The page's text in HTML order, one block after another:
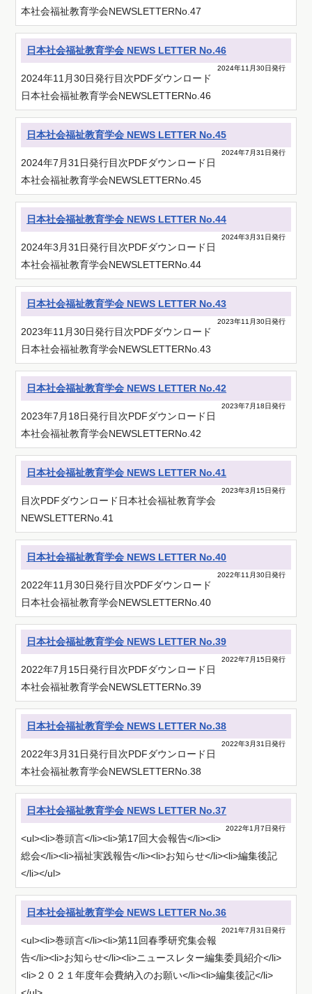
本社会福祉教育学会NEWSLETTERNo.47
日本社会福祉教育学会 NEWS LETTER No.46
2024年11月30日発行
2024年11月30日発行目次PDFダウンロード
日本社会福祉教育学会NEWSLETTERNo.46
日本社会福祉教育学会 NEWS LETTER No.45
2024年7月31日発行
2024年7月31日発行目次PDFダウンロード日
本社会福祉教育学会NEWSLETTERNo.45
日本社会福祉教育学会 NEWS LETTER No.44
2024年3月31日発行
2024年3月31日発行目次PDFダウンロード日
本社会福祉教育学会NEWSLETTERNo.44
日本社会福祉教育学会 NEWS LETTER No.43
2023年11月30日発行
2023年11月30日発行目次PDFダウンロード
日本社会福祉教育学会NEWSLETTERNo.43
日本社会福祉教育学会 NEWS LETTER No.42
2023年7月18日発行
2023年7月18日発行目次PDFダウンロード日
本社会福祉教育学会NEWSLETTERNo.42
日本社会福祉教育学会 NEWS LETTER No.41
2023年3月15日発行
目次PDFダウンロード日本社会福祉教育学会
NEWSLETTERNo.41
日本社会福祉教育学会 NEWS LETTER No.40
2022年11月30日発行
2022年11月30日発行目次PDFダウンロード
日本社会福祉教育学会NEWSLETTERNo.40
日本社会福祉教育学会 NEWS LETTER No.39
2022年7月15日発行
2022年7月15日発行目次PDFダウンロード日
本社会福祉教育学会NEWSLETTERNo.39
日本社会福祉教育学会 NEWS LETTER No.38
2022年3月31日発行
2022年3月31日発行目次PDFダウンロード日
本社会福祉教育学会NEWSLETTERNo.38
日本社会福祉教育学会 NEWS LETTER No.37
2022年1月7日発行
<ul><li>巻頭言</li><li>第17回大会報告</li><li>
総会</li><li>福祉実践報告</li><li>お知らせ</li><li>編集後記
</li></ul>
日本社会福祉教育学会 NEWS LETTER No.36
2021年7月31日発行
<ul><li>巻頭言</li><li>第11回春季研究集会報
告</li><li>お知らせ</li><li>ニュースレター編集委員紹介</li>
<li>２０２１年度年会費納入のお願い</li><li>編集後記</li>